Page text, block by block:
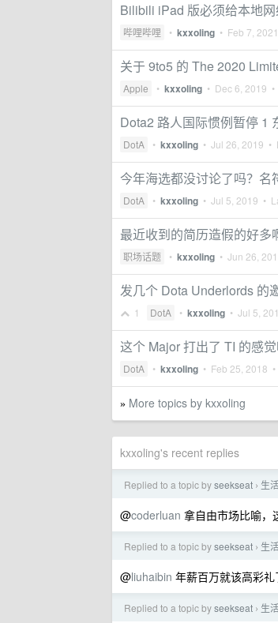
Bilibili iPad 版必须给本地
哔哩哔哩 • kxxoling • Feb 7, 2021
关于 9to5 的 The 2020
Apple • kxxoling • Dec 6, 2019
Dota2 路人国际惯例暂停 1
DotA • kxxoling • Jul 26, 2019 •
今年海选都没讨论了吗？
DotA • kxxoling • Jul 5, 2019 •
最近收到的简历造假的好多
职场话题 • kxxoling • Jun 26,
发几个 Dota Underlords 的
1 DotA • kxxoling • Jul 5,
这个 Major 打出了 TI 的感觉
DotA • kxxoling • Feb 25, 2018
» More topics by kxxoling
kxxoling's recent replies
Replied to a topic byseekseat › 生
@coderluan 拿自由市场比喻，
Replied to a topic byseekseat › 生
@liuhaibin 年薪百万就该高彩礼
Replied to a topic byseekseat › 生